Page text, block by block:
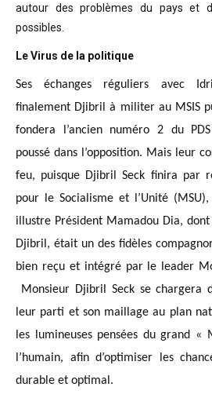
autour des problèmes du pays et
possibles.
Le Virus de la politique
Ses échanges réguliers avec
finalement Djibril à militer au MSIS
fondera l’ancien numéro 2 du
poussé dans l’opposition. Mais leur
feu, puisque Djibril Seck finira par
pour le Socialisme et l’Unité
illustre Président Mamadou Dia,
Djibril, était un des fidèles
bien reçu et intégré par le leader
Monsieur Djibril Seck se chargera
leur parti et son maillage au plan
les lumineuses pensées du grand «
l’humain, afin d’optimiser les
durable et optimal.